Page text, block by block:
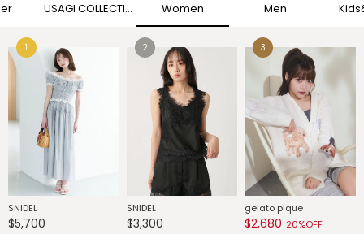
USAGI COLLECTION Women Men
SNIDEL
$5,700
SNIDEL
$3,300
gelato pique
$2,680 20%OFF